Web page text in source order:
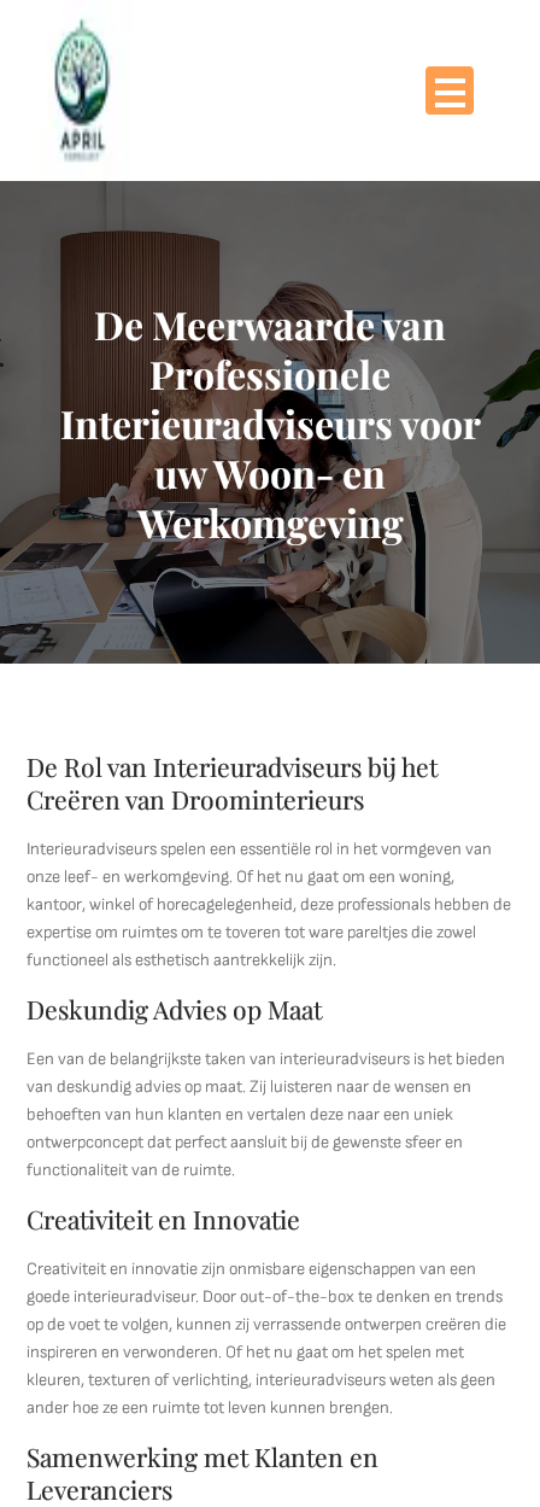
De Meerwaarde van
Professionele
Interieuradviseurs voor
uw Woon- en
Werkomgeving
De Rol van Interieuradviseurs bij het
Creëren van Droominterieurs
Interieuradviseurs spelen een essentiële rol in het vormgeven van
onze leef- en werkomgeving. Of het nu gaat om een woning,
kantoor, winkel of horecagelegenheid, deze professionals hebben de
expertise om ruimtes om te toveren tot ware pareltjes die zowel
functioneel als esthetisch aantrekkelijk zijn.
Deskundig Advies op Maat
Een van de belangrijkste taken van interieuradviseurs is het bieden
van deskundig advies op maat. Zij luisteren naar de wensen en
behoeften van hun klanten en vertalen deze naar een uniek
ontwerpconcept dat perfect aansluit bij de gewenste sfeer en
functionaliteit van de ruimte.
Creativiteit en Innovatie
Creativiteit en innovatie zijn onmisbare eigenschappen van een
goede interieuradviseur. Door out-of-the-box te denken en trends
op de voet te volgen, kunnen zij verrassende ontwerpen creëren die
inspireren en verwonderen. Of het nu gaat om het spelen met
kleuren, texturen of verlichting, interieuradviseurs weten als geen
ander hoe ze een ruimte tot leven kunnen brengen.
Samenwerking met Klanten en
Leveranciers